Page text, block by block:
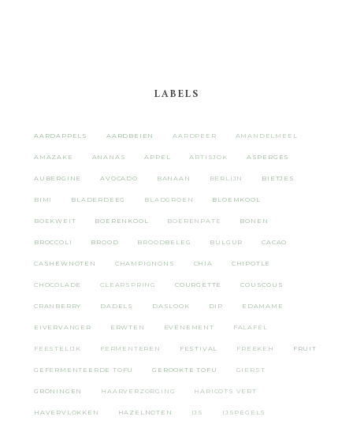
LABELS
AARDAPPELS AARDBEIEN AARDPEER AMANDELMEEL
AMAZAKE ANANAS APPEL ARTISJOK ASPERGES
AUBERGINE AVOCADO BANAAN BERLIJN BIETJES
BIMI BLADERDEEG BLADGROEN BLOEMKOOL
BOEKWEIT BOERENKOOL BOERENPATE BONEN
BROCCOLI BROOD BROODBELEG BULGUR CACAO
CASHEWNOTEN CHAMPIGNONS CHIA CHIPOTLE
CHOCOLADE CLEARSPRING COURGETTE COUSCOUS
CRANBERRY DADELS DASLOOK DIP EDAMAME
EIVERVANGER ERWTEN EVENEMENT FALAFEL
FEESTELIJK FERMENTEREN FESTIVAL FREEKEH FRUIT
GEFERMENTEERDE TOFU GEROOKTE TOFU GIERST
GRONINGEN HAARVERZORGING HARICOTS VERT
HAVERVLOKKEN HAZELNOTEN IJS IJSPEGELS